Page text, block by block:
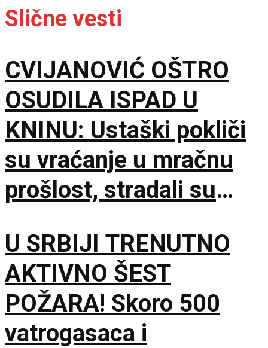
Slične vesti
CVIJANOVIĆ OŠTRO
OSUDILA ISPAD U
KNINU: Ustaški pokliči
su vraćanje u mračnu
prošlost, stradali su
Srbi
U SRBIJI TRENUTNO
AKTIVNO ŠEST
POŽARA! Skoro 500
vatrogasaca i